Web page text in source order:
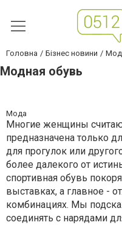
Головна Бізнес новини
Модная обувь
Мода
Многие женщины
предназначена только
для прогулок или
более далекого от
спортивная обувь
выставках, а главное -
комбинациях. Мы
соединять с нарядами